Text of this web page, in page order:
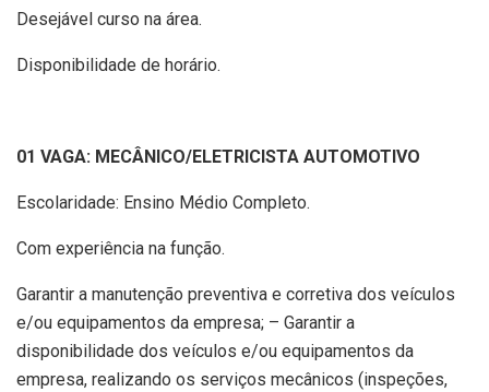
Desejável curso na área.
Disponibilidade de horário.
01 VAGA: MECÂNICO/ELETRICISTA AUTOMOTIVO
Escolaridade: Ensino Médio Completo.
Com experiência na função.
Garantir a manutenção preventiva e corretiva dos veículos
e/ou equipamentos da empresa; – Garantir a
disponibilidade dos veículos e/ou equipamentos da
empresa, realizando os serviços mecânicos (inspeções,